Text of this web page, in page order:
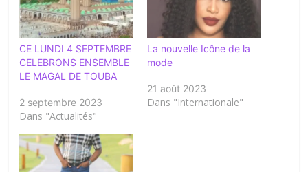
CE LUNDI 4 SEPTEMBRE
CELEBRONS ENSEMBLE
LE MAGAL DE TOUBA
2 septembre 2023
Dans "Actualités"
La nouvelle Icône de la
mode
21 août 2023
Dans "Internationale"